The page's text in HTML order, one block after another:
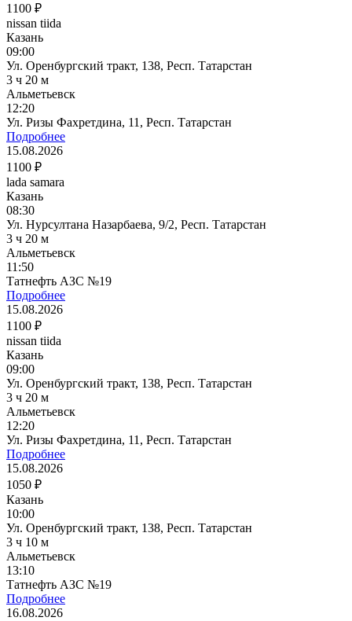
1100 ₽
nissan tiida
Казань
09:00
Ул. Оренбургский тракт, 138, Респ. Татарстан
3 ч 20 м
Альметьевск
12:20
Ул. Ризы Фахретдина, 11, Респ. Татарстан
Подробнее
15.08.2026
1100 ₽
lada samara
Казань
08:30
Ул. Нурсултана Назарбаева, 9/2, Респ. Татарстан
3 ч 20 м
Альметьевск
11:50
Татнефть АЗС №19
Подробнее
15.08.2026
1100 ₽
nissan tiida
Казань
09:00
Ул. Оренбургский тракт, 138, Респ. Татарстан
3 ч 20 м
Альметьевск
12:20
Ул. Ризы Фахретдина, 11, Респ. Татарстан
Подробнее
15.08.2026
1050 ₽
Казань
10:00
Ул. Оренбургский тракт, 138, Респ. Татарстан
3 ч 10 м
Альметьевск
13:10
Татнефть АЗС №19
Подробнее
16.08.2026